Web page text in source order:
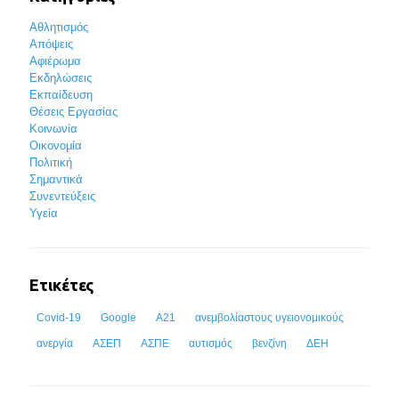
Αθλητισμός
Απόψεις
Αφιέρωμα
Εκδηλώσεις
Εκπαίδευση
Θέσεις Εργασίας
Κοινωνία
Οικονομία
Πολιτική
Σημαντικά
Συνεντεύξεις
Υγεία
Ετικέτες
Covid-19 Google Α21 ανεμβολίαστους υγειονομικούς
ανεργία ΑΣΕΠ ΑΣΠΕ αυτισμός βενζίνη ΔΕΗ